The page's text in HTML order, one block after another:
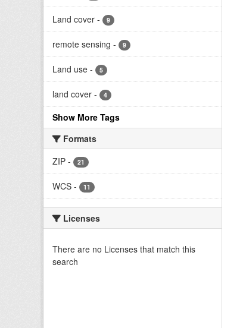
Land cover - 9
remote sensing - 9
Land use - 5
land cover - 4
Show More Tags
Formats
ZIP - 21
WCS - 11
Licenses
There are no Licenses that match this
search